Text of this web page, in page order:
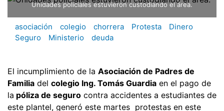
Unidades policiales estuvieron custodiando el área.
asociación colegio chorrera Protesta
Dinero
Seguro
Ministerio deuda
El incumplimiento de la Asociación de Padres de
Familia del colegio Ing. Tomás Guardia en el pago de
la póliza de seguro contra accidentes a estudiantes de
este plantel, generó este martes protestas en este